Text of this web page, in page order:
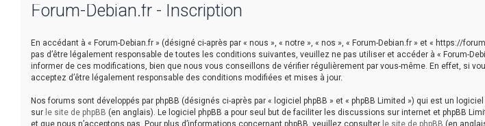
Forum-Debian.fr - Inscription
En accédant à « Forum-Debian.fr » (désigné ci-après par « nous », « notre », « nos », « Forum-Debian.fr » et « https://
pas d’être légalement responsable de toutes les conditions suivantes, veuillez ne pas utiliser et accéder à « Forum-
informer de ces modifications, bien que nous vous conseillons de vérifier régulièrement par vous-même. En effet, si
acceptez d’être légalement responsable des conditions modifiées et mises à jour.
Nos forums sont développés par phpBB (désignés ci-après par « logiciel phpBB » et « phpBB Limited ») qui est un
sur le site de phpBB (en anglais). Le logiciel phpBB a pour seul but de faciliter les discussions sur internet et phpBB
et que nous n’acceptons pas. Pour plus d’informations concernant phpBB, veuillez consulter le site de phpBB (en